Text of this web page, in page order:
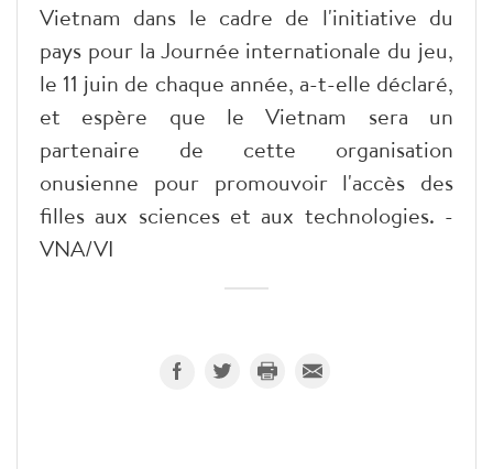
Vietnam dans le cadre de l'initiative du
pays pour la Journée internationale du jeu,
le 11 juin de chaque année, a-t-elle déclaré,
et espère que le Vietnam sera un
partenaire de cette organisation
onusienne pour promouvoir l'accès des
filles aux sciences et aux technologies. -
VNA/VI